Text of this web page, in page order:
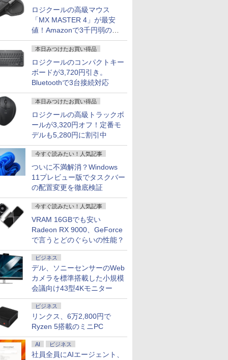
ロジクールの高級マウス
「MX MASTER 4」が最安
値！Amazonで3千円弱の割
引
本日みつけたお買い得品
ロジクールのコンパクトキー
ボードが3,720円引き。
Bluetoothで3台接続対応
本日みつけたお買い得品
ロジクールの高級トラックボ
ールが3,320円オフ！定番モ
デルも5,280円に割引中
今すぐ読みたい！人気記事
ついに不満解消？Windows
11プレビュー版でタスクバー
の配置変更を徹底検証
今すぐ読みたい！人気記事
VRAM 16GBでも安い
Radeon RX 9000、GeForce
で言うとどのぐらいの性能？
ビジネス
デル、ソニーセンサーのWeb
カメラを標準搭載した小規模
会議向け43型4Kモニター
ビジネス
リンクス、6万2,800円で
Ryzen 5搭載のミニPC
AI ビジネス
社員全員にAIエージェント、